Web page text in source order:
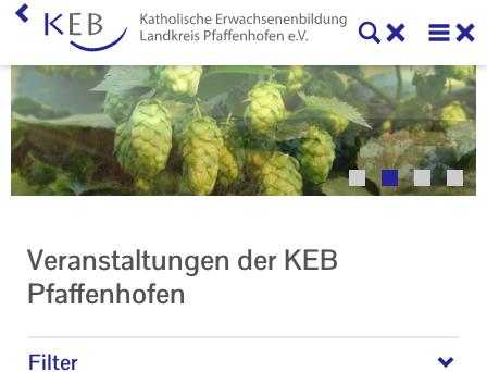
Veranstaltungen der KEB
Pfaffenhofen
Filter
Veranstaltungen
KEB Pfaffenhofen
Ihr Kontakt zu uns